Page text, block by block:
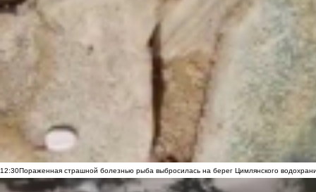
12:30Пораженная страшной болезнью рыба выбросилась на берег Цимлянского